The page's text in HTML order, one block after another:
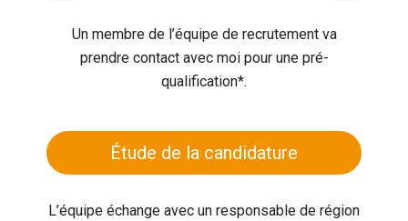
Un membre de l’équipe de recrutement va
prendre contact avec moi pour une pré-
qualification*.
Étude de la candidature
L’équipe échange avec un responsable de région